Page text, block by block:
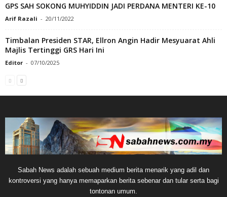
GPS SAH SOKONG MUHYIDDIN JADI PERDANA MENTERI KE-10
Arif Razali - 20/11/2022
Timbalan Presiden STAR, Ellron Angin Hadir Mesyuarat Ahli
Majlis Tertinggi GRS Hari Ini
Editor - 07/10/2025
Sabah News adalah sebuah medium berita menarik yang adil dan
kontroversi yang hanya memaparkan berita sebenar dan tular serta bagi
tontonan umum.